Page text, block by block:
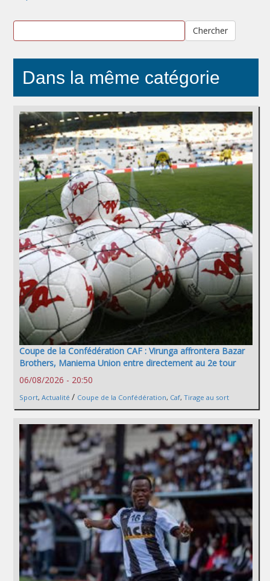
Chercher
Dans la même catégorie
Coupe de la Confédération CAF : Virunga affrontera Bazar
Brothers, Maniema Union entre directement au 2e tour
06/08/2026 - 20:50
Sport, Actualité / Coupe de la Confédération, Caf, Tirage au sort